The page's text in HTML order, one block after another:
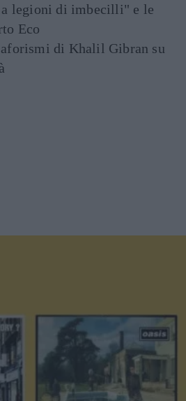
legioni di imbecilli" e le
Eco
di Khalil Gibran su